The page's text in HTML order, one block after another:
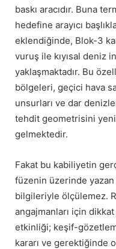
baskı aracıdır. Buna
hedefine arayıcı
eklendiğinde, Blok-3
vuruş ile kıyısal deniz
yaklaşmaktadır. Bu
bölgeleri, geçici hava
unsurları ve dar
tehdit geometrisini
gelmektedir.
Fakat bu kabiliyetin
füzenin üzerinde yazan
bilgileriyle ölçülemez.
angajmanları için
etkinliği; keşif-
kararı ve gerektiğinde